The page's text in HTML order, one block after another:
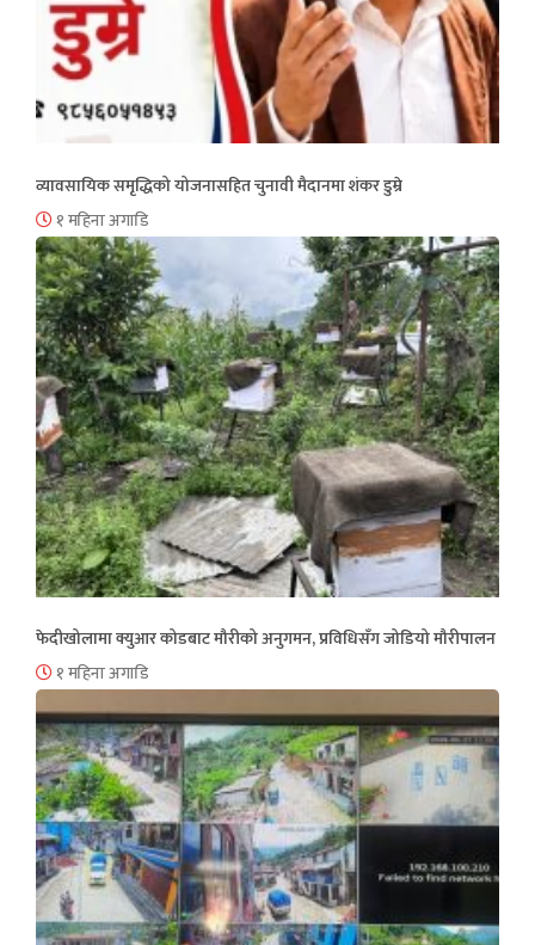
व्यावसायिक समृद्धिको योजनासहित चुनावी मैदानमा शंकर डुम्रे
१ महिना अगाडि
फेदीखोलामा क्युआर कोडबाट मौरीको अनुगमन, प्रविधिसँग जोडियो मौरीपालन
१ महिना अगाडि